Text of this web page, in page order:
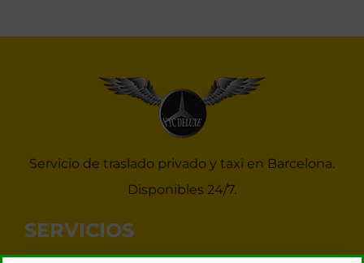
Servicio de traslado privado y taxi en Barcelona.
Disponibles 24/7.
SERVICIOS